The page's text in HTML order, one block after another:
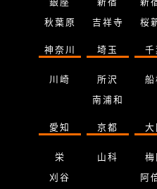
秋葉原
吉祥寺 桜
神奈川 埼玉
川崎 所沢
南浦和
愛知 京都 大
栄 山科 梅
刈谷
阿